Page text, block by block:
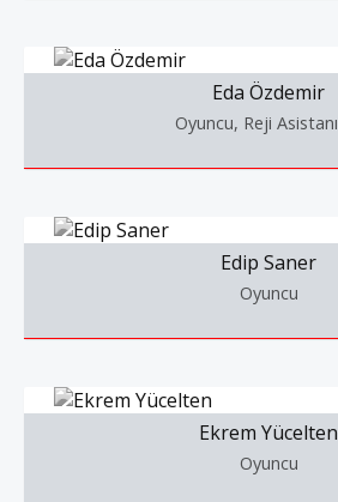
Eda Özdemir
Oyuncu, Reji Asistanı
Edip Saner
Oyuncu
Ekrem Yücelten
Oyuncu